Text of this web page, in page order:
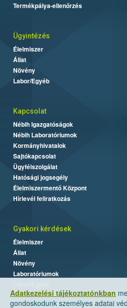
Adatkezelési tájékoztatónkban
gondoskodunk személyes adatai
Termékpálya-ellenőrzés
Ügyintézés
Élelmiszer
Állat
Növény
Labor/Egyéb
Kapcsolat
Nébih Igazgatóságok
Nébih Laboratóriumok
Kormányhivatalok
Sajtókapcsolat
Ügyfélszolgálat
Hatósági jogsegély
Élelmiszermentő Központ
Hírlevél feliratkozás
Gyakori kérdések
Élelmiszer
Állat
Növény
Laboratóriumok